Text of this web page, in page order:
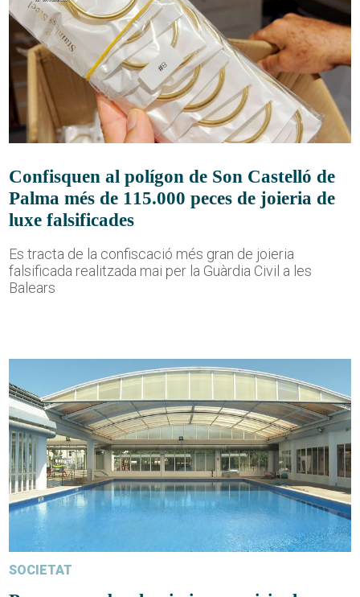
Confisquen al polígon de Son Castelló de
Palma més de 115.000 peces de joieria de
luxe falsificades
Es tracta de la confiscació més gran de joieria
falsificada realitzada mai per la Guàrdia Civil a les
Balears
SOCIETAT